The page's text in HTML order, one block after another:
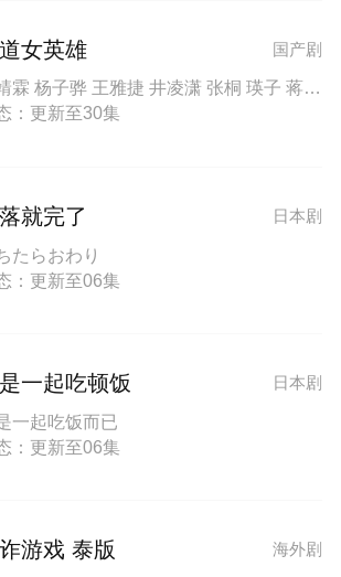
国产剧
女英雄
果靖霖 杨子骅 王雅捷 井凌潇 张桐 瑛子 蒋伟男 赵子惠 薛芊芊
：更新至30集
日本剧
就完了
たらおわり
：更新至06集
日本剧
一起吃顿饭
一起吃饭而已
：更新至06集
海外剧
游戏 泰版